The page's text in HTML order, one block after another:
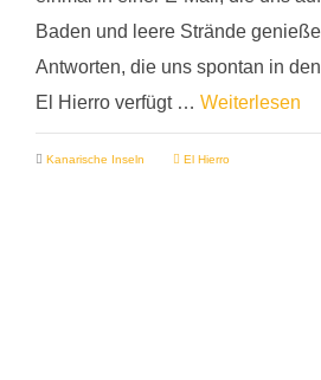
Baden und leere Strände
Antworten, die uns spontan in
El Hierro verfügt … Weiterlesen
Kanarische Inseln El Hierro